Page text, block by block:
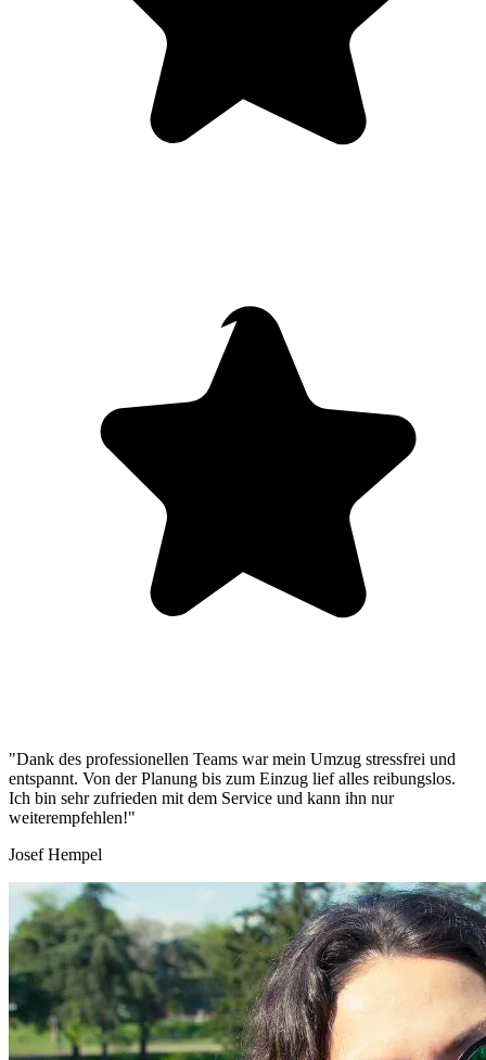
"Dank des professionellen Teams war mein Umzug stressfrei und
entspannt. Von der Planung bis zum Einzug lief alles reibungslos.
Ich bin sehr zufrieden mit dem Service und kann ihn nur
weiterempfehlen!"
Josef Hempel